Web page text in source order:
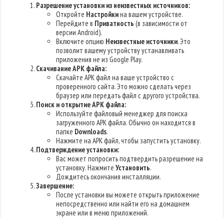
Разрешение установки из неизвестных источников:
Откройте Настройкина вашем устройстве.
Перейдите в Приватность (в зависимости от
версии Android).
Включите опцию Неизвестные источники. Это
позволит вашему устройству устанавливать
приложения не из Google Play.
Скачивание APK файла:
Скачайте APK файл на ваше устройство с
проверенного сайта. Это можно сделать через
браузер или передать файл с другого устройства.
Поиск и открытие APK файла:
Используйте файловый менеджер для поиска
загруженного APK файла. Обычно он находится в
папке Downloads.
Нажмите на APK файл, чтобы запустить установку.
Подтверждение установки:
Вас может попросить подтвердить разрешение на
установку. НажмитеУстановить.
Дождитесь окончания инсталляции.
Завершение:
После установки вы можете открыть приложение
непосредственно или найти его на домашнем
экране или в меню приложений.